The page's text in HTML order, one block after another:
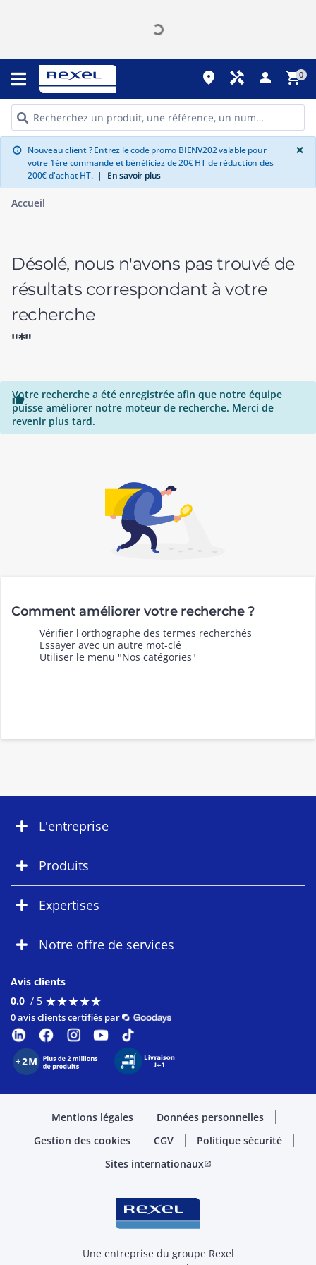
place handyman person shopping_cart0
info Nouveau client ? Entrez le code promo BIENV202 valable pour
votre 1ère commande et bénéficiez de 20€ HT de réduction dès
200€ d'achat HT. | En savoir plus
×
Accueil
Désolé, nous n'avons pas trouvé de
résultats correspondant à votre
recherche
"*"

Votre recherche a été enregistrée afin que notre équipe
puisse améliorer notre moteur de recherche. Merci de
revenir plus tard.
Comment améliorer votre recherche ?
Vérifier l'orthographe des termes recherchés
Essayer avec un autre mot-clé
Utiliser le menu "Nos catégories"
L'entreprise
Produits
Expertises
Notre offre de services
Avis clients
0.0 / 5 ★★★★★
★★★★★
0 avis clients certifiés par
Mentions légales
Données personnelles
Gestion des cookies
CGV
Politique sécurité
Sites internationauxopen_in_new
Une entreprise du groupe Rexel